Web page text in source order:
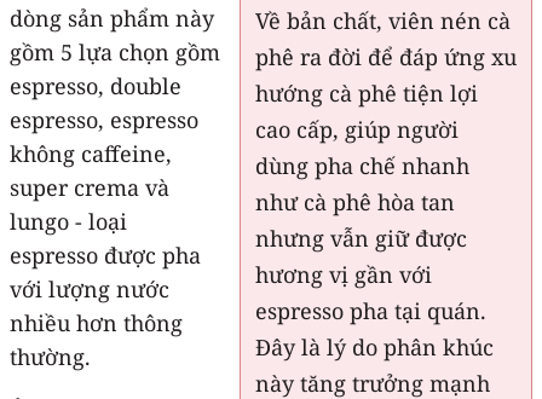
Về bản chất, viên nén cà
phê ra đời để đáp ứng xu
hướng cà phê tiện lợi
cao cấp, giúp người
dùng pha chế nhanh
như cà phê hòa tan
nhưng vẫn giữ được
hương vị gần với
espresso pha tại quán.
Đây là lý do phân khúc
này tăng trưởng mạnh
dòng sản phẩm này
gồm 5 lựa chọn gồm
espresso, double
espresso, espresso
không caffeine,
super crema và
lungo - loại
espresso được pha
với lượng nước
nhiều hơn thông
thường.